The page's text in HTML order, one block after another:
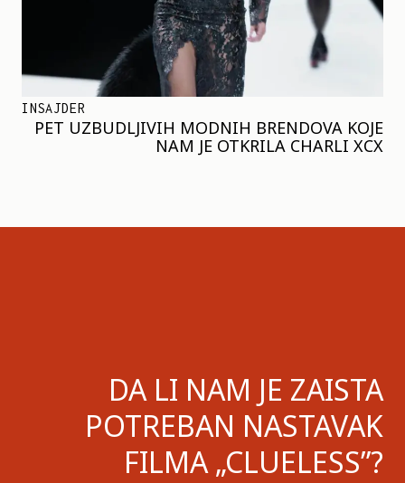
INSAJDER
PET UZBUDLJIVIH MODNIH BRENDOVA KOJE
NAM JE OTKRILA CHARLI XCX
DA LI NAM JE ZAISTA
POTREBAN NASTAVAK
FILMA „CLUELESS”?